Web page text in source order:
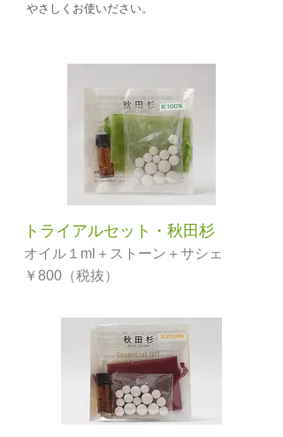
やさしくお使いださい。
トライアルセット・秋田杉
オイル１ml＋ストーン＋サシェ
￥800（税抜）